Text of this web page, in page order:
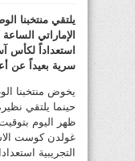
يلتقي منتخبنا
استعداداً لكأس
سرية بعيداً عن
يخوض منتخبنا
ظهر اليوم
غولدن كوست
التجريبية